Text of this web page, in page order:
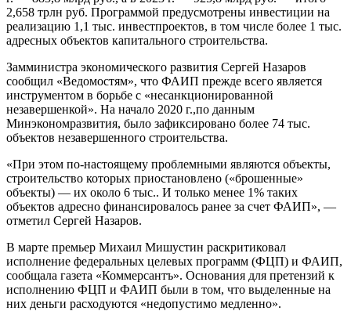
2,658 трлн руб. Программой предусмотрены инвестиции на
реализацию 1,1 тыс. инвестпроектов, в том числе более 1 тыс.
адресных объектов капитального строительства.
Замминистра экономического развития Сергей Назаров
сообщил «Ведомостям», что ФАИП прежде всего является
инструментом в борьбе с «несанкционированной
незавершенкой». На начало 2020 г.,по данным
Минэкономразвития, было зафиксировано более 74 тыс.
объектов незавершенного строительства.
«При этом по-настоящему проблемными являются объекты,
строительство которых приостановлено («брошенные»
объекты) — их около 6 тыс.. И только менее 1% таких
объектов адресно финансировалось ранее за счет ФАИП», —
отметил Сергей Назаров.
В марте премьер Михаил Мишустин раскритиковал
исполнение федеральных целевых программ (ФЦП) и ФАИП,
сообщала газета «Коммерсантъ». Основания для претензий к
исполнению ФЦП и ФАИП были в том, что выделенные на
них деньги расходуются «недопустимо медленно».